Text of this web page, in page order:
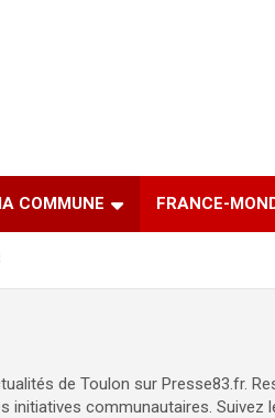
COMMUNE FRANCE-
de Toulon sur Presse83.fr.
initiatives communautaires.